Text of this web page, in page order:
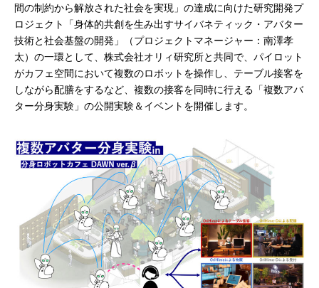
間の制約から解放された社会を実現」の達成に向けた研究開発プ
ロジェクト「身体的共創を生み出すサイバネティック・アバター
技術と社会基盤の開発」（プロジェクトマネージャー：南澤孝
太）の一環として、株式会社オリィ研究所と共同で、パイロット
がカフェ空間において複数のロボットを操作し、テーブル接客を
しながら配膳をするなど、複数の接客を同時に行える「複数アバ
ター分身実験」の公開実験＆イベントを開催します。